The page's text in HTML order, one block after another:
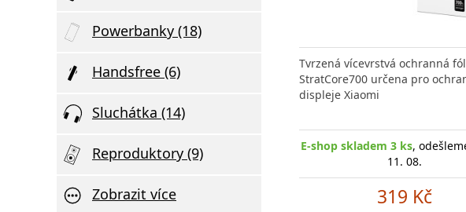
Powerbanky (18)
Handsfree (6)
Sluchátka (14)
Reproduktory (9)
Zobrazit více
Tvrzená vícevrstvá ochranná
StratCore700 určena pro
displeje Xiaomi
E-shop skladem 3 ks,
11. 08.
319 Kč